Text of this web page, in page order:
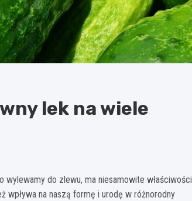
lek na wiele
do zlewu, ma niesamowite właściwości
wpływa na naszą formę i urodę w różnorodny